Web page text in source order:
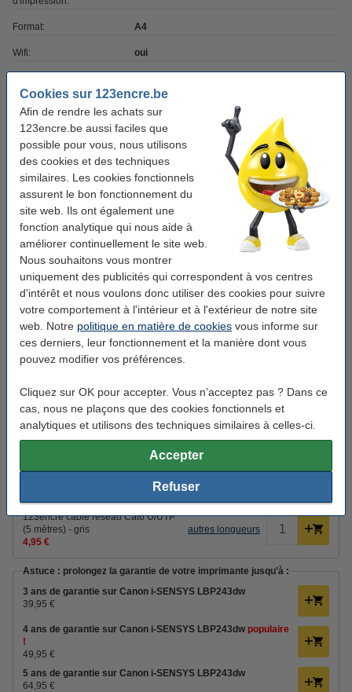
Cookies sur 123encre.be
Afin de rendre les achats sur
123encre.be aussi faciles que
possible pour vous, nous utilisons
des cookies et des techniques
similaires. Les cookies fonctionnels
assurent le bon fonctionnement du
site web. Ils ont également une
fonction analytique qui nous aide à
améliorer continuellement le site web.
Nous souhaitons vous montrer
uniquement des publicités qui correspondent à vos centres
d'intérêt et nous voulons donc utiliser des cookies pour suivre
votre comportement à l'intérieur et à l'extérieur de notre site
web. Notre politique en matière de cookies vous informe sur
ces derniers, leur fonctionnement et la manière dont vous
pouvez modifier vos préférences.
Cliquez sur OK pour accepter. Vous n’acceptez pas ? Dans ce
cas, nous ne plaçons que des cookies fonctionnels et
analytiques et utilisons des techniques similaires à celles-ci.
Accepter
Refuser
Format: A4
Wifi: oui
Connexion imprimante: USB
Adf: non
Recto-verso: oui (imprimer)
Impression mobile:
oui (AirPrint, Mopria, application
d'impression)
Mémoire: 1 GB
Lieu d'utilisation: petit bureau
Bon plan : commande également le toner
69,50 €
Câbles d'imprimante
Canon n'inclut PAS de câble USB et de réseau.
123encre câble d'imprimante USB (2
autres longueurs
123encre câble réseau Cat6 U/UTP
(5 mètres) - gris
4,95 €
autres longueurs
Astuce : prolongez la garantie de votre imprimante jusqu'à :
3 ans de garantie sur Canon i-SENSYS LBP243dw
39,95 €
4 ans de garantie sur Canon i-SENSYS LBP243dw populaire
!
49,95 €
5 ans de garantie sur Canon i-SENSYS LBP243dw
64,95 €